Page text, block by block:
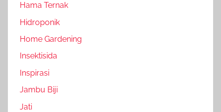
Hama Ternak
Hidroponik
Home Gardening
Insektisida
Inspirasi
Jambu Biji
Jati